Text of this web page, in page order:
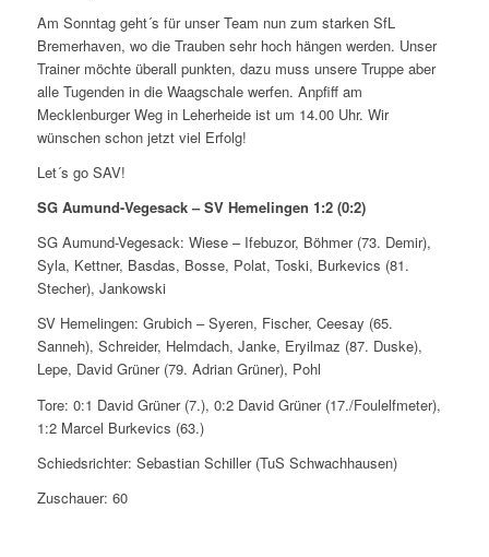
Am Sonntag geht´s für unser Team nun zum starken SfL
Bremerhaven, wo die Trauben sehr hoch hängen werden. Unser
Trainer möchte überall punkten, dazu muss unsere Truppe aber
alle Tugenden in die Waagschale werfen. Anpfiff am
Mecklenburger Weg in Leherheide ist um 14.00 Uhr. Wir
wünschen schon jetzt viel Erfolg!
Let´s go SAV!
SG Aumund-Vegesack – SV Hemelingen 1:2 (0:2)
SG Aumund-Vegesack: Wiese – Ifebuzor, Böhmer (73. Demir),
Syla, Kettner, Basdas, Bosse, Polat, Toski, Burkevics (81.
Stecher), Jankowski
SV Hemelingen: Grubich – Syeren, Fischer, Ceesay (65.
Sanneh), Schreider, Helmdach, Janke, Eryilmaz (87. Duske),
Lepe, David Grüner (79. Adrian Grüner), Pohl
Tore: 0:1 David Grüner (7.), 0:2 David Grüner (17./Foulelfmeter),
1:2 Marcel Burkevics (63.)
Schiedsrichter: Sebastian Schiller (TuS Schwachhausen)
Zuschauer: 60